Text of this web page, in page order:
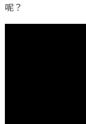
呢？